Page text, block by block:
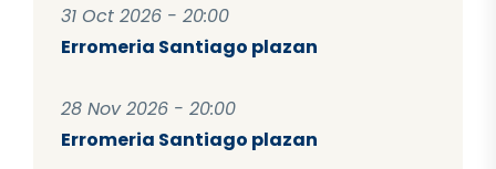
31 Oct 2026 - 20:00
Erromeria Santiago plazan
28 Nov 2026 - 20:00
Erromeria Santiago plazan